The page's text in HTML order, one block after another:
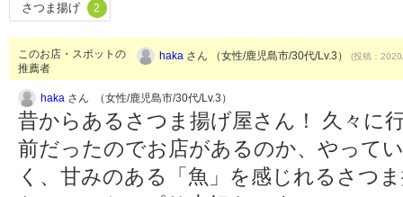
さつま揚げ 2
このお店・スポットの
推薦者
haka さん （女性/鹿児島市/30代/Lv.3） (投稿：
haka さん （女性/鹿児島市/30代/Lv.3）
昔からあるさつま揚げ屋さん！ 久々に
前だったのでお店があるのか、やって
く、甘みのある「魚」を感じれるさつ